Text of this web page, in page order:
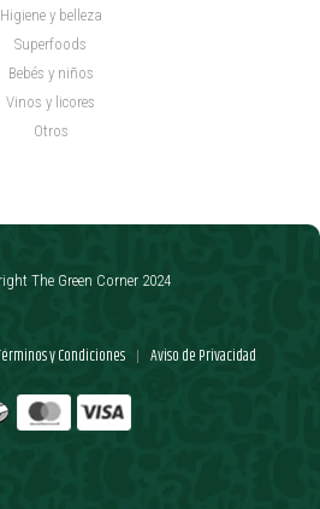
Higiene y belleza
Superfoods
Bebés y niños
Vinos y licores
Otros
y Condiciones | Aviso de Privacidad
The Green Corner 2024